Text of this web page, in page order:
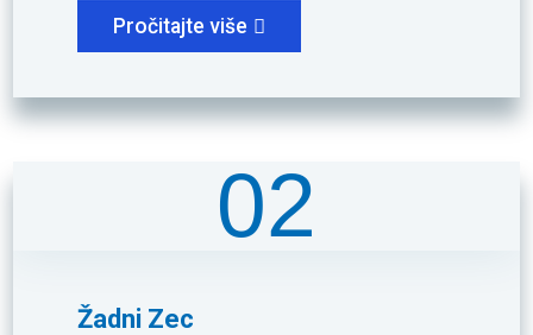
Pročitajte više
02
Žadni Zec